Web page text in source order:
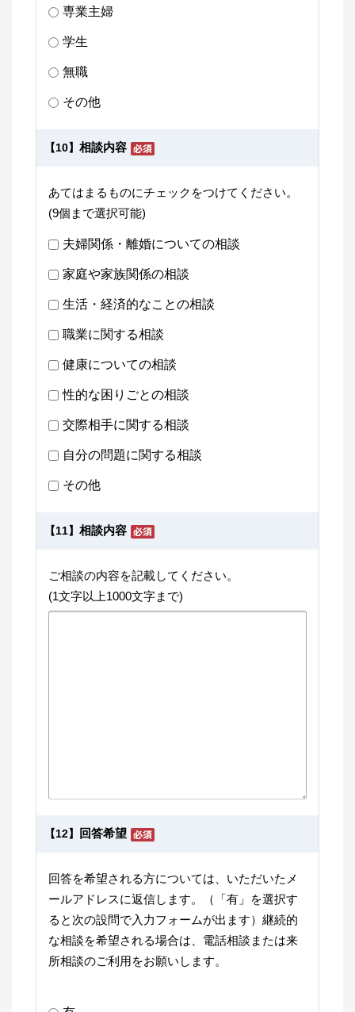
専業主婦
学生
無職
その他
【10】 相談内容
あてはまるものにチェックをつけてください。
(9個まで選択可能)
夫婦関係・離婚についての相談
家庭や家族関係の相談
生活・経済的なことの相談
職業に関する相談
健康についての相談
性的な困りごとの相談
交際相手に関する相談
自分の問題に関する相談
その他
【11】 相談内容
ご相談の内容を記載してください。
(1文字以上1000文字まで)
【12】 回答希望
回答を希望される方については、いただいたメ
ールアドレスに返信します。（「有」を選択す
ると次の設問で入力フォームが出ます）継続的
な相談を希望される場合は、電話相談または来
所相談のご利用をお願いします。